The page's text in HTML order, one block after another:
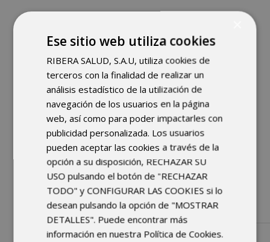
963 69 00 00
674 30 50 40
Ese sitio web utiliza cookies
RIBERA SALUD, S.A.U, utiliza cookies de
terceros con la finalidad de realizar un
análisis estadístico de la utilización de
navegación de los usuarios en la página
web, así como para poder impactarles con
publicidad personalizada. Los usuarios
pueden aceptar las cookies a través de la
opción a su disposición, RECHAZAR SU
USO pulsando el botón de "RECHAZAR
TODO" y CONFIGURAR LAS COOKIES si lo
desean pulsando la opción de "MOSTRAR
DETALLES". Puede encontrar más
información en nuestra Política de Cookies.